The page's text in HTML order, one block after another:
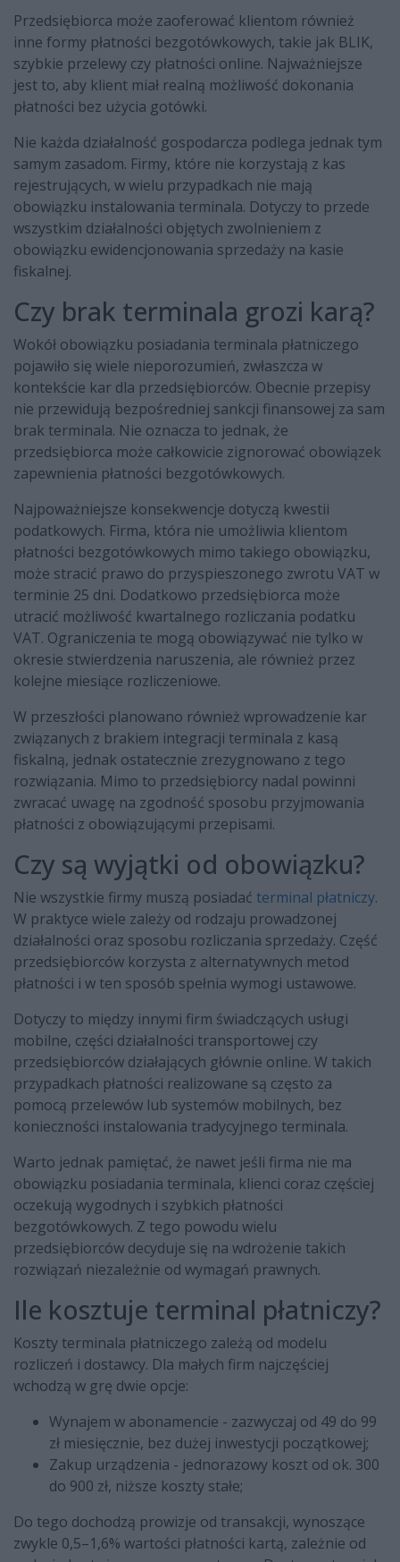
Przedsiębiorca może zaoferować klientom również
inne formy płatności bezgotówkowych, takie jak BLIK,
szybkie przelewy czy płatności online. Najważniejsze
jest to, aby klient miał realną możliwość dokonania
płatności bez użycia gotówki.
Nie każda działalność gospodarcza podlega jednak tym
samym zasadom. Firmy, które nie korzystają z kas
rejestrujących, w wielu przypadkach nie mają
obowiązku instalowania terminala. Dotyczy to przede
wszystkim działalności objętych zwolnieniem z
obowiązku ewidencjonowania sprzedaży na kasie
fiskalnej.
Czy brak terminala grozi karą?
Wokół obowiązku posiadania terminala płatniczego
pojawiło się wiele nieporozumień, zwłaszcza w
kontekście kar dla przedsiębiorców. Obecnie przepisy
nie przewidują bezpośredniej sankcji finansowej za sam
brak terminala. Nie oznacza to jednak, że
przedsiębiorca może całkowicie zignorować obowiązek
zapewnienia płatności bezgotówkowych.
Najpoważniejsze konsekwencje dotyczą kwestii
podatkowych. Firma, która nie umożliwia klientom
płatności bezgotówkowych mimo takiego obowiązku,
może stracić prawo do przyspieszonego zwrotu VAT w
terminie 25 dni. Dodatkowo przedsiębiorca może
utracić możliwość kwartalnego rozliczania podatku
VAT. Ograniczenia te mogą obowiązywać nie tylko w
okresie stwierdzenia naruszenia, ale również przez
kolejne miesiące rozliczeniowe.
W przeszłości planowano również wprowadzenie kar
związanych z brakiem integracji terminala z kasą
fiskalną, jednak ostatecznie zrezygnowano z tego
rozwiązania. Mimo to przedsiębiorcy nadal powinni
zwracać uwagę na zgodność sposobu przyjmowania
płatności z obowiązującymi przepisami.
Czy są wyjątki od obowiązku?
Nie wszystkie firmy muszą posiadać terminal płatniczy.
W praktyce wiele zależy od rodzaju prowadzonej
działalności oraz sposobu rozliczania sprzedaży. Część
przedsiębiorców korzysta z alternatywnych metod
płatności i w ten sposób spełnia wymogi ustawowe.
Dotyczy to między innymi firm świadczących usługi
mobilne, części działalności transportowej czy
przedsiębiorców działających głównie online. W takich
przypadkach płatności realizowane są często za
pomocą przelewów lub systemów mobilnych, bez
konieczności instalowania tradycyjnego terminala.
Warto jednak pamiętać, że nawet jeśli firma nie ma
obowiązku posiadania terminala, klienci coraz częściej
oczekują wygodnych i szybkich płatności
bezgotówkowych. Z tego powodu wielu
przedsiębiorców decyduje się na wdrożenie takich
rozwiązań niezależnie od wymagań prawnych.
Ile kosztuje terminal płatniczy?
Koszty terminala płatniczego zależą od modelu
rozliczeń i dostawcy. Dla małych firm najczęściej
wchodzą w grę dwie opcje:
Wynajem w abonamencie - zazwyczaj od 49 do 99
zł miesięcznie, bez dużej inwestycji początkowej;
Zakup urządzenia - jednorazowy koszt od ok. 300
do 900 zł, niższe koszty stałe;
Do tego dochodzą prowizje od transakcji, wynoszące
zwykle 0,5–1,6% wartości płatności kartą, zależnie od